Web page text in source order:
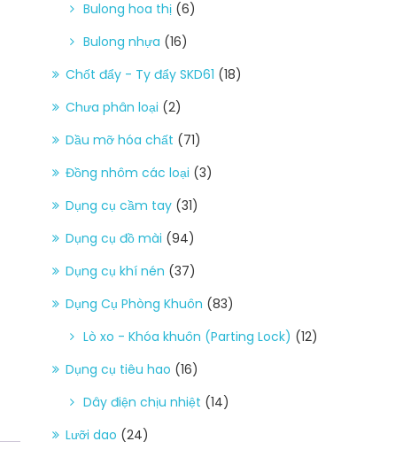
Bulong hoa thị (6)
Bulong nhựa (16)
Chốt đẩy - Ty đẩy SKD61 (18)
Chưa phân loại (2)
Dầu mỡ hóa chất (71)
Đồng nhôm các loại (3)
Dụng cụ cầm tay (31)
Dụng cụ đồ mài (94)
Dụng cụ khí nén (37)
Dụng Cụ Phòng Khuôn (83)
Lò xo - Khóa khuôn (Parting Lock) (12)
Dụng cụ tiêu hao (16)
Dây điện chịu nhiệt (14)
Lưỡi dao (24)